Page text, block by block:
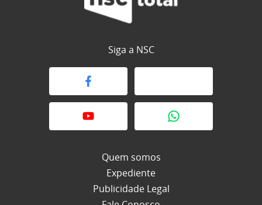
Siga a NSC
Quem somos
Expediente
Publicidade Legal